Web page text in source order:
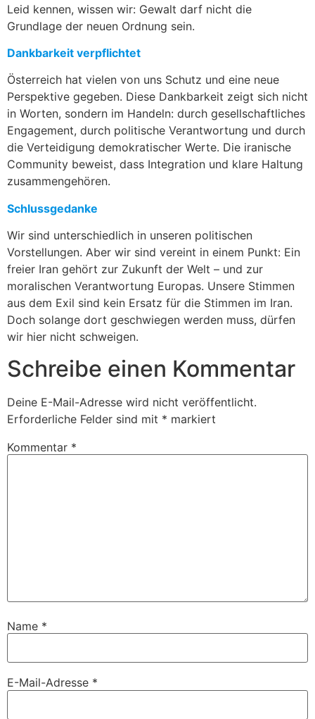
Leid kennen, wissen wir: Gewalt darf nicht die
Grundlage der neuen Ordnung sein.
Dankbarkeit verpflichtet
Österreich hat vielen von uns Schutz und eine neue
Perspektive gegeben. Diese Dankbarkeit zeigt sich nicht
in Worten, sondern im Handeln: durch gesellschaftliches
Engagement, durch politische Verantwortung und durch
die Verteidigung demokratischer Werte. Die iranische
Community beweist, dass Integration und klare Haltung
zusammengehören.
Schlussgedanke
Wir sind unterschiedlich in unseren politischen
Vorstellungen. Aber wir sind vereint in einem Punkt: Ein
freier Iran gehört zur Zukunft der Welt – und zur
moralischen Verantwortung Europas. Unsere Stimmen
aus dem Exil sind kein Ersatz für die Stimmen im Iran.
Doch solange dort geschwiegen werden muss, dürfen
wir hier nicht schweigen.
Schreibe einen Kommentar
Deine E-Mail-Adresse wird nicht veröffentlicht.
Erforderliche Felder sind mit * markiert
Kommentar *
Name *
E-Mail-Adresse *